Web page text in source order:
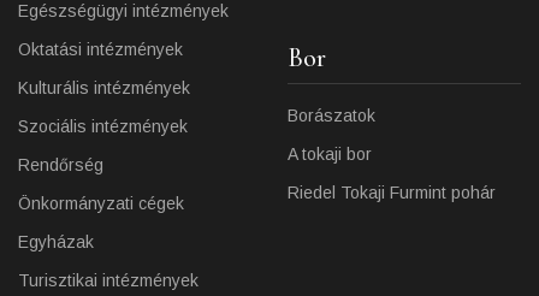
Egészségügyi intézmények
Oktatási intézmények
Kulturális intézmények
Szociális intézmények
Rendőrség
Önkormányzati cégek
Egyházak
Turisztikai intézmények
Bor
Borászatok
A tokaji bor
Riedel Tokaji Furmint pohár